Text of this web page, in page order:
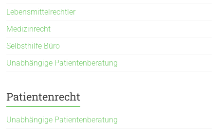
Lebensmittelrechtler
Medizinrecht
Selbsthilfe Büro
Unabhängige Patientenberatung
Patientenrecht
Unabhängige Patientenberatung